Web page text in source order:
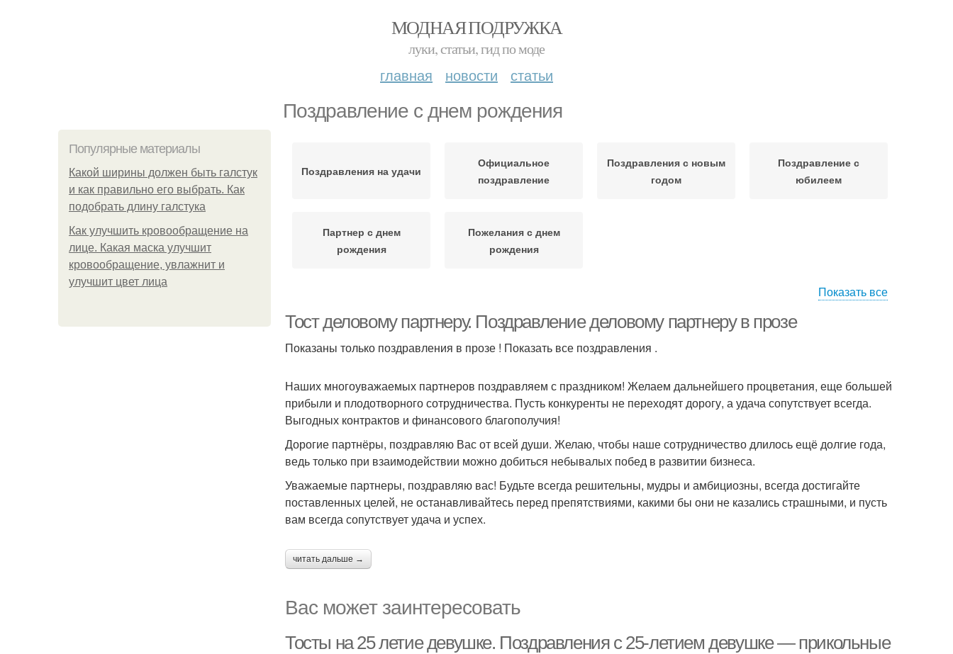
МОДНАЯ ПОДРУЖКА
луки, статьи, гид по моде
главная новости статьи
Поздравление с днем рождения
Популярные материалы
Какой ширины должен быть галстук
и как правильно его выбрать. Как
подобрать длину галстука
Как улучшить кровообращение на
лице. Какая маска улучшит
кровообращение, увлажнит и
улучшит цвет лица
Поздравления на удачи
Официальное
поздравление
Поздравления с новым
годом
Поздравление с
юбилеем
Партнер с днем
рождения
Пожелания с днем
рождения
Показать все
Тост деловому партнеру. Поздравление деловому партнеру в прозе
Показаны только поздравления в прозе ! Показать все поздравления .
Наших многоуважаемых партнеров поздравляем с праздником! Желаем дальнейшего процветания, еще большей
прибыли и плодотворного сотрудничества. Пусть конкуренты не переходят дорогу, а удача сопутствует всегда.
Выгодных контрактов и финансового благополучия!
Дорогие партнёры, поздравляю Вас от всей души. Желаю, чтобы наше сотрудничество длилось ещё долгие года,
ведь только при взаимодействии можно добиться небывалых побед в развитии бизнеса.
Уважаемые партнеры, поздравляю вас! Будьте всегда решительны, мудры и амбициозны, всегда достигайте
поставленных целей, не останавливайтесь перед препятствиями, какими бы они не казались страшными, и пусть
вам всегда сопутствует удача и успех.
читать дальше →
Вас может заинтересовать
Тосты на 25 летие девушке. Поздравления с 25-летием девушке — прикольные